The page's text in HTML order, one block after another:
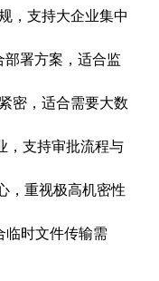
，支持大企业集中
署方案，适合监
密，适合需要大数
，支持审批流程与
，重视极高机密性
临时文件传输需